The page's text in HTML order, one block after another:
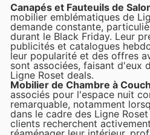
Canapés et Fauteuils de
mobilier emblématiques de
demande constante,
durant le Black Friday. Leur
publicités et catalogues
leur popularité et des offres
sont associées, faisant d'eux
Ligne Roset deals.
Mobilier de Chambre à
associés pour l'espace nuit
remarquable, notamment
dans le cadre des Ligne
clients recherchent